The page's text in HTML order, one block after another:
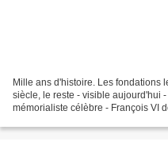
Mille ans d'histoire. Les fondations
siècle, le reste - visible aujourd'hui
mémorialiste célèbre - François VI